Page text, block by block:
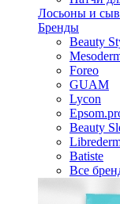
Лосьоны и
Бренды
Beauty
Foreo
GUAM
Lycon
Beauty
Batiste
Все